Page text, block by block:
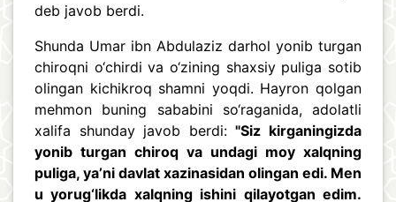
deb javob berdi.
Shunda Umar ibn Abdulaziz darhol yonib turgan
chiroqni o‘chirdi va o‘zining shaxsiy puliga sotib
olingan kichikroq shamni yoqdi. Hayron qolgan
mehmon buning sababini so‘raganida, adolatli
xalifa shunday javob berdi:"Siz kirganingizda
yonib turgan chiroq va undagi moy xalqning
puliga, ya’ni davlat xazinasidan olingan edi. Men
u yorug‘likda xalqning ishini qilayotgan edim.